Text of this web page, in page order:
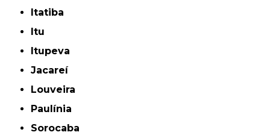
Itatiba
Itu
Itupeva
Jacareí
Louveira
Paulínia
Sorocaba